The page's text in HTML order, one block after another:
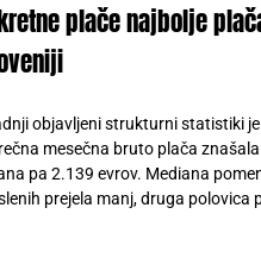
plače najbolje
objavljeni strukturni statistiki
mesečna bruto plača
pa 2.139 evrov. Mediana
prejela manj, druga polovica